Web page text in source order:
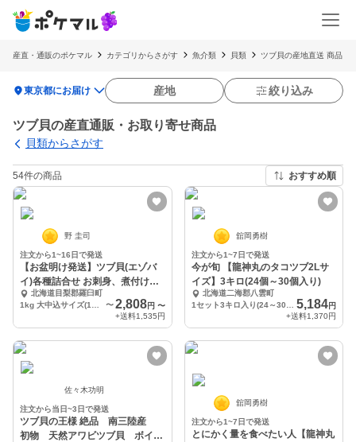
産直・通販のポケマル カテゴリからさがす 魚介類 貝類 ツブ貝の産地直送 商品
location_on東京都にお届け 産地 絞り込み
ツブ貝の産直通販・お取り寄せ商品
貝類からさがす
54件の商品 おすすめ順
野 圭司
注文から1~16日で発送
【お盆明け発送】ツブ貝(エゾバ
イ)各種詰合せ お刺身、煮付け、
焼物等
北海道目梨郡羅臼町
〜 2,808円 〜
+送料1,535円
舘岡勇樹
注文から1~7日で発送
今が旬 【龍神丸のタコツブ2Lサ
イズ】3キロ(24個～30個入り)
北海道二海郡八雲町
5,184円
+送料1,370円
佐々木功明
注文から当日~3日で発送
ツブ貝の王様 絶品 南三陸産
初物 天然アワビツブ貝 ボイル
舘岡勇樹
注文から1~7日で発送
とにかく量を食べたい人【龍神丸